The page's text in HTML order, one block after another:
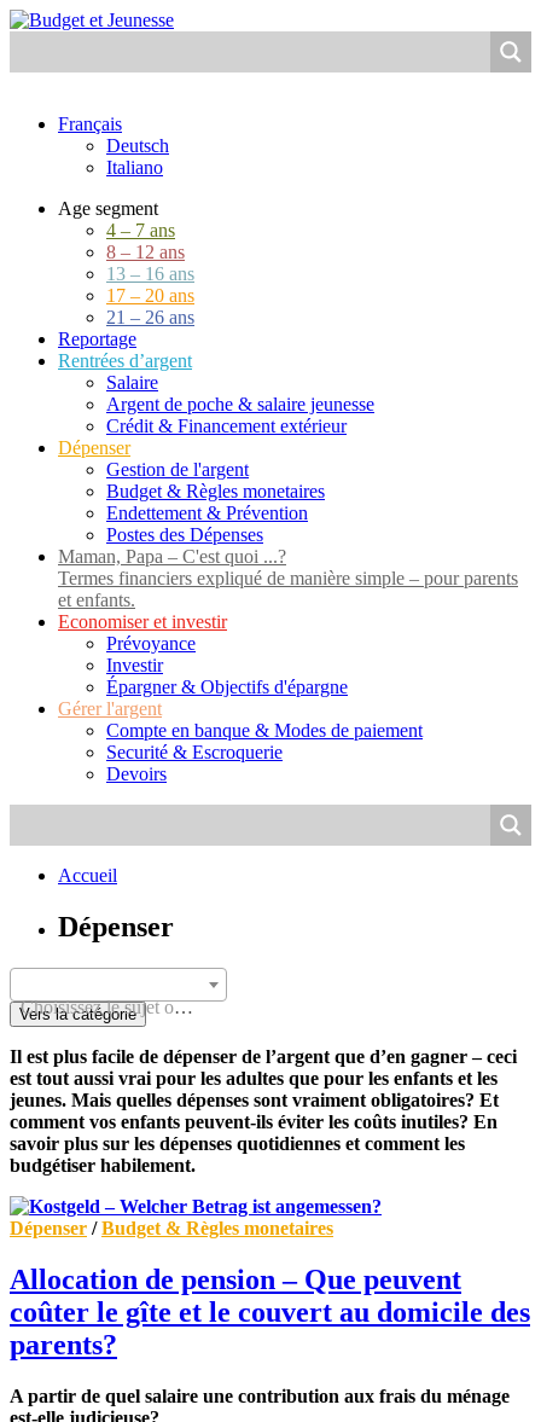
Français
Deutsch
Italiano
Age segment
4 – 7 ans
8 – 12 ans
13 – 16 ans
17 – 20 ans
21 – 26 ans
Reportage
Rentrées d’argent
Salaire
Argent de poche & salaire jeunesse
Crédit & Financement extérieur
Dépenser
Gestion de l'argent
Budget & Règles monetaires
Endettement & Prévention
Postes des Dépenses
Maman, Papa – C'est quoi ...?
Termes financiers expliqué de manière simple – pour parents
et enfants.
Economiser et investir
Prévoyance
Investir
Épargner & Objectifs d'épargne
Gérer l'argent
Compte en banque & Modes de paiement
Securité & Escroquerie
Devoirs
Accueil
Dépenser
Choisissez le sujet ou l'âge
Vers la catégorie
Il est plus facile de dépenser de l’argent que d’en gagner – ceci
est tout aussi vrai pour les adultes que pour les enfants et les
jeunes. Mais quelles dépenses sont vraiment obligatoires? Et
comment vos enfants peuvent-ils éviter les coûts inutiles? En
savoir plus sur les dépenses quotidiennes et comment les
budgétiser habilement.
Dépenser /Budget & Règles monetaires
Allocation de pension – Que peuvent
coûter le gîte et le couvert au domicile des
parents?
A partir de quel salaire une contribution aux frais du ménage
est-elle judicieuse?